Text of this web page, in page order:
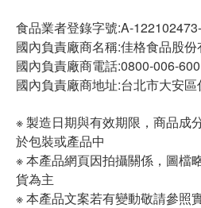
食品業者登錄字號:A-
國內負責廠商名稱:佳格食品股份
國內負責廠商電話:0800-006-600
國內負責廠商地址:台北市大安
※ 製造日期與有效期限，商品成
於包裝或產品中
※ 本產品網頁因拍攝關係，圖檔
貨為主
※ 本產品文案若有變動敬請參照